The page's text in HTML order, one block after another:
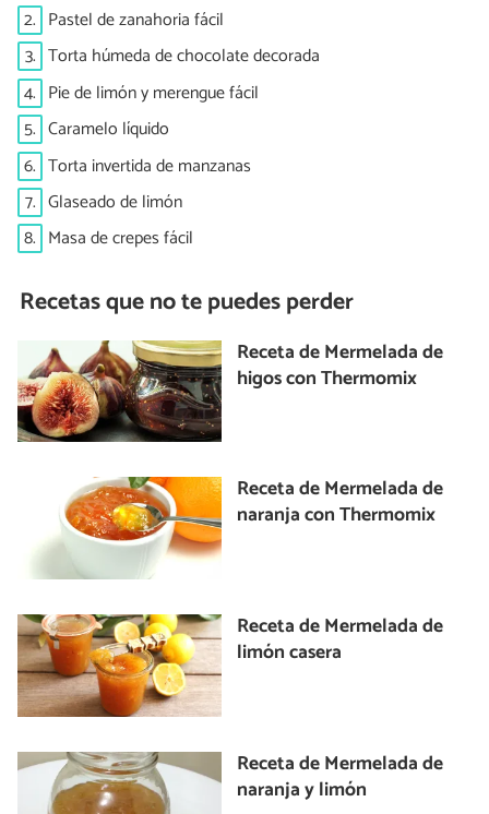
2. Pastel de zanahoria fácil
3. Torta húmeda de chocolate decorada
4. Pie de limón y merengue fácil
5. Caramelo líquido
6. Torta invertida de manzanas
7. Glaseado de limón
8. Masa de crepes fácil
Recetas que no te puedes perder
Receta de Mermelada de
higos con Thermomix
Receta de Mermelada de
naranja con Thermomix
Receta de Mermelada de
limón casera
Receta de Mermelada de
naranja y limón